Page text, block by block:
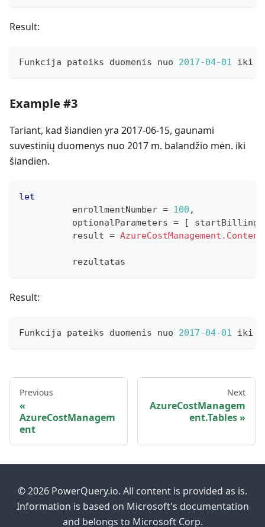
Result:
Funkcija pateiks duomenis nuo 2017-04-01 iki
Example #3
Tariant, kad šiandien yra 2017-06-15, gaunami
suvestinių duomenys nuo 2017 m. balandžio mėn. iki
šiandien.
let
          enrollmentNumber
= 100 ,
          optionalParameters
= [
          result
=
          rezultatas
Result:
Funkcija pateiks duomenis nuo 2017-04-01 iki
Previous
AzureCostManagem
ent
Next
AzureCostManagem
ent.Tables
© 2026 PowerQuery.io. All content is provided as is.
Information is based on Microsoft's documentation
and belongs to Microsoft Corp.